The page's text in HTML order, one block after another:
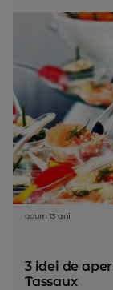
acum 13 ani
3 idei de
Tassaux